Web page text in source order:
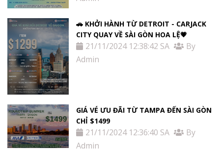
🚗 KHỞI HÀNH TỪ DETROIT - CARJACK
CITY QUAY VỀ SÀI GÒN HOA LỆ💗
21/11/2024 12:38:42 SA
By
Admin
GIÁ VÉ ƯU ĐÃI TỪ TAMPA ĐẾN SÀI GÒN
CHỈ $1499
21/11/2024 12:36:40 SA
By
Admin